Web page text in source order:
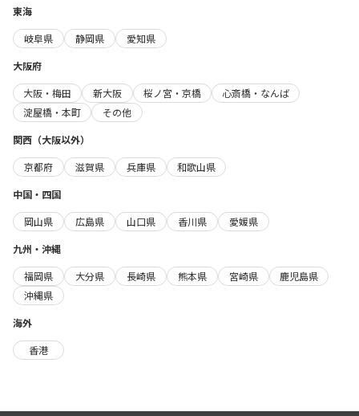
東海
岐阜県
静岡県
愛知県
大阪府
大阪・梅田
新大阪 桜ノ宮・京橋
心斎橋・なんば
淀屋橋・本町
その他
関西（大阪以外）
京都府
滋賀県 兵庫県
和歌山県
中国・四国
岡山県
広島県 山口県 香川県
愛媛県
九州・沖縄
福岡県
大分県 長崎県 熊本県 宮崎県
鹿児島県
沖縄県
海外
香港